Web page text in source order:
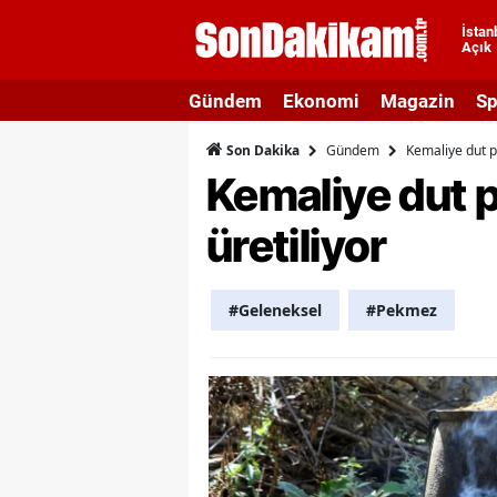
Açık
Gündem Ekonomi Magazin
Son Dakika Gündem Kemaliye dut
Kemaliye dut
üretiliyor
#Geleneksel #Pekmez